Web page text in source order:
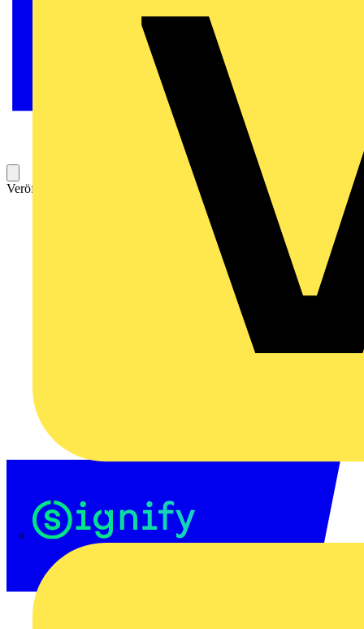
Veröffentlicht: 29. Mai 2020 Kategorie: Video